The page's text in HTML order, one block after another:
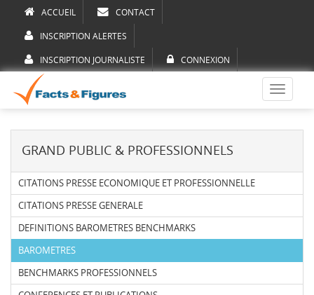
ACCUEIL CONTACT
INSCRIPTION ALERTES
INSCRIPTION JOURNALISTE CONNEXION
Toggle
GRAND PUBLIC & PROFESSIONNELS
CITATIONS PRESSE ECONOMIQUE ET PROFESSIONNELLE
CITATIONS PRESSE GENERALE
DEFINITIONS BAROMETRES BENCHMARKS
BAROMETRES
BENCHMARKS PROFESSIONNELS